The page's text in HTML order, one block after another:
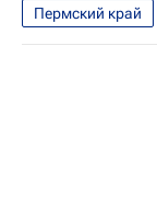
Пермский край
Детские вопросы